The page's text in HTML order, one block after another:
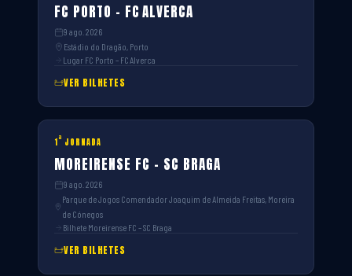
FC PORTO – FC ALVERCA
9 ago. 2026
Estádio do Dragão, Porto
Lugar FC Porto – FC Alverca
VER BILHETES
1ª JORNADA
MOREIRENSE FC – SC BRAGA
9 ago. 2026
Parque de Jogos Comendador Joaquim de Almeida Freitas, Moreira
de Cónegos
Bilhete Moreirense FC – SC Braga
VER BILHETES